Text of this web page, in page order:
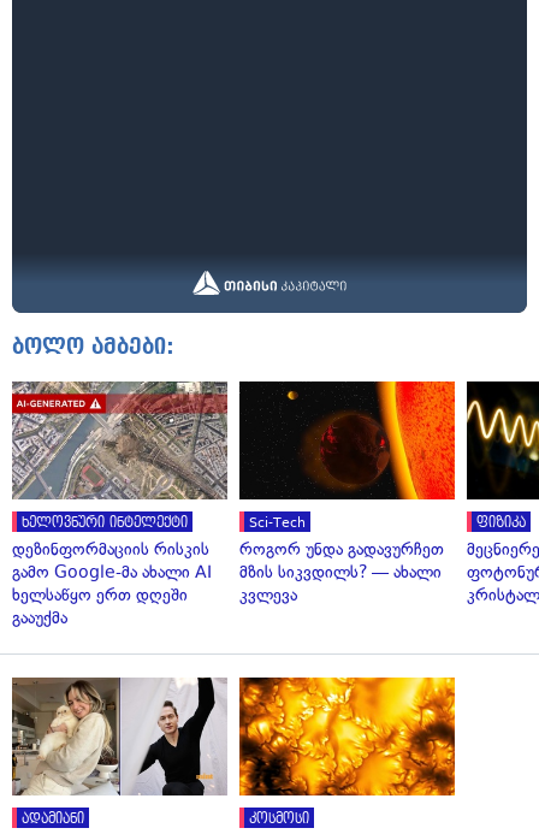
ბოლო ამბები:
ხელოვნური ინტელექტი
დეზინფორმაციის რისკის
გამო Google-მა ახალი AI
ხელსაწყო ერთ დღეში
გააუქმა
Sci-Tech
როგორ უნდა გადავურჩეთ
მზის სიკვდილს? — ახალი
კვლევა
ფიზიკა
ადამიანი კოსმოსი